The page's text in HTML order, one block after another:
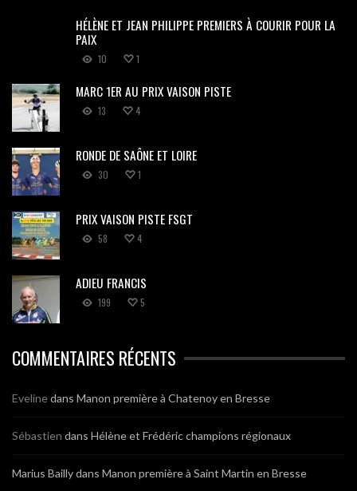
HÉLÈNE ET JEAN PHILIPPE PREMIERS À COURIR POUR LA
PAIX
10 1
MARC 1ER AU PRIX VAISON PISTE
13 4
RONDE DE SAÔNE ET LOIRE
30 1
PRIX VAISON PISTE FSGT
58 4
ADIEU FRANCIS
199 5
COMMENTAIRES RÉCENTS
Evelinedans Manon première à Chatenoy en Bresse
Sébastien dans Hélène et Frédéric champions régionaux
Marius Baillydans Manon première à Saint Martin en Bresse